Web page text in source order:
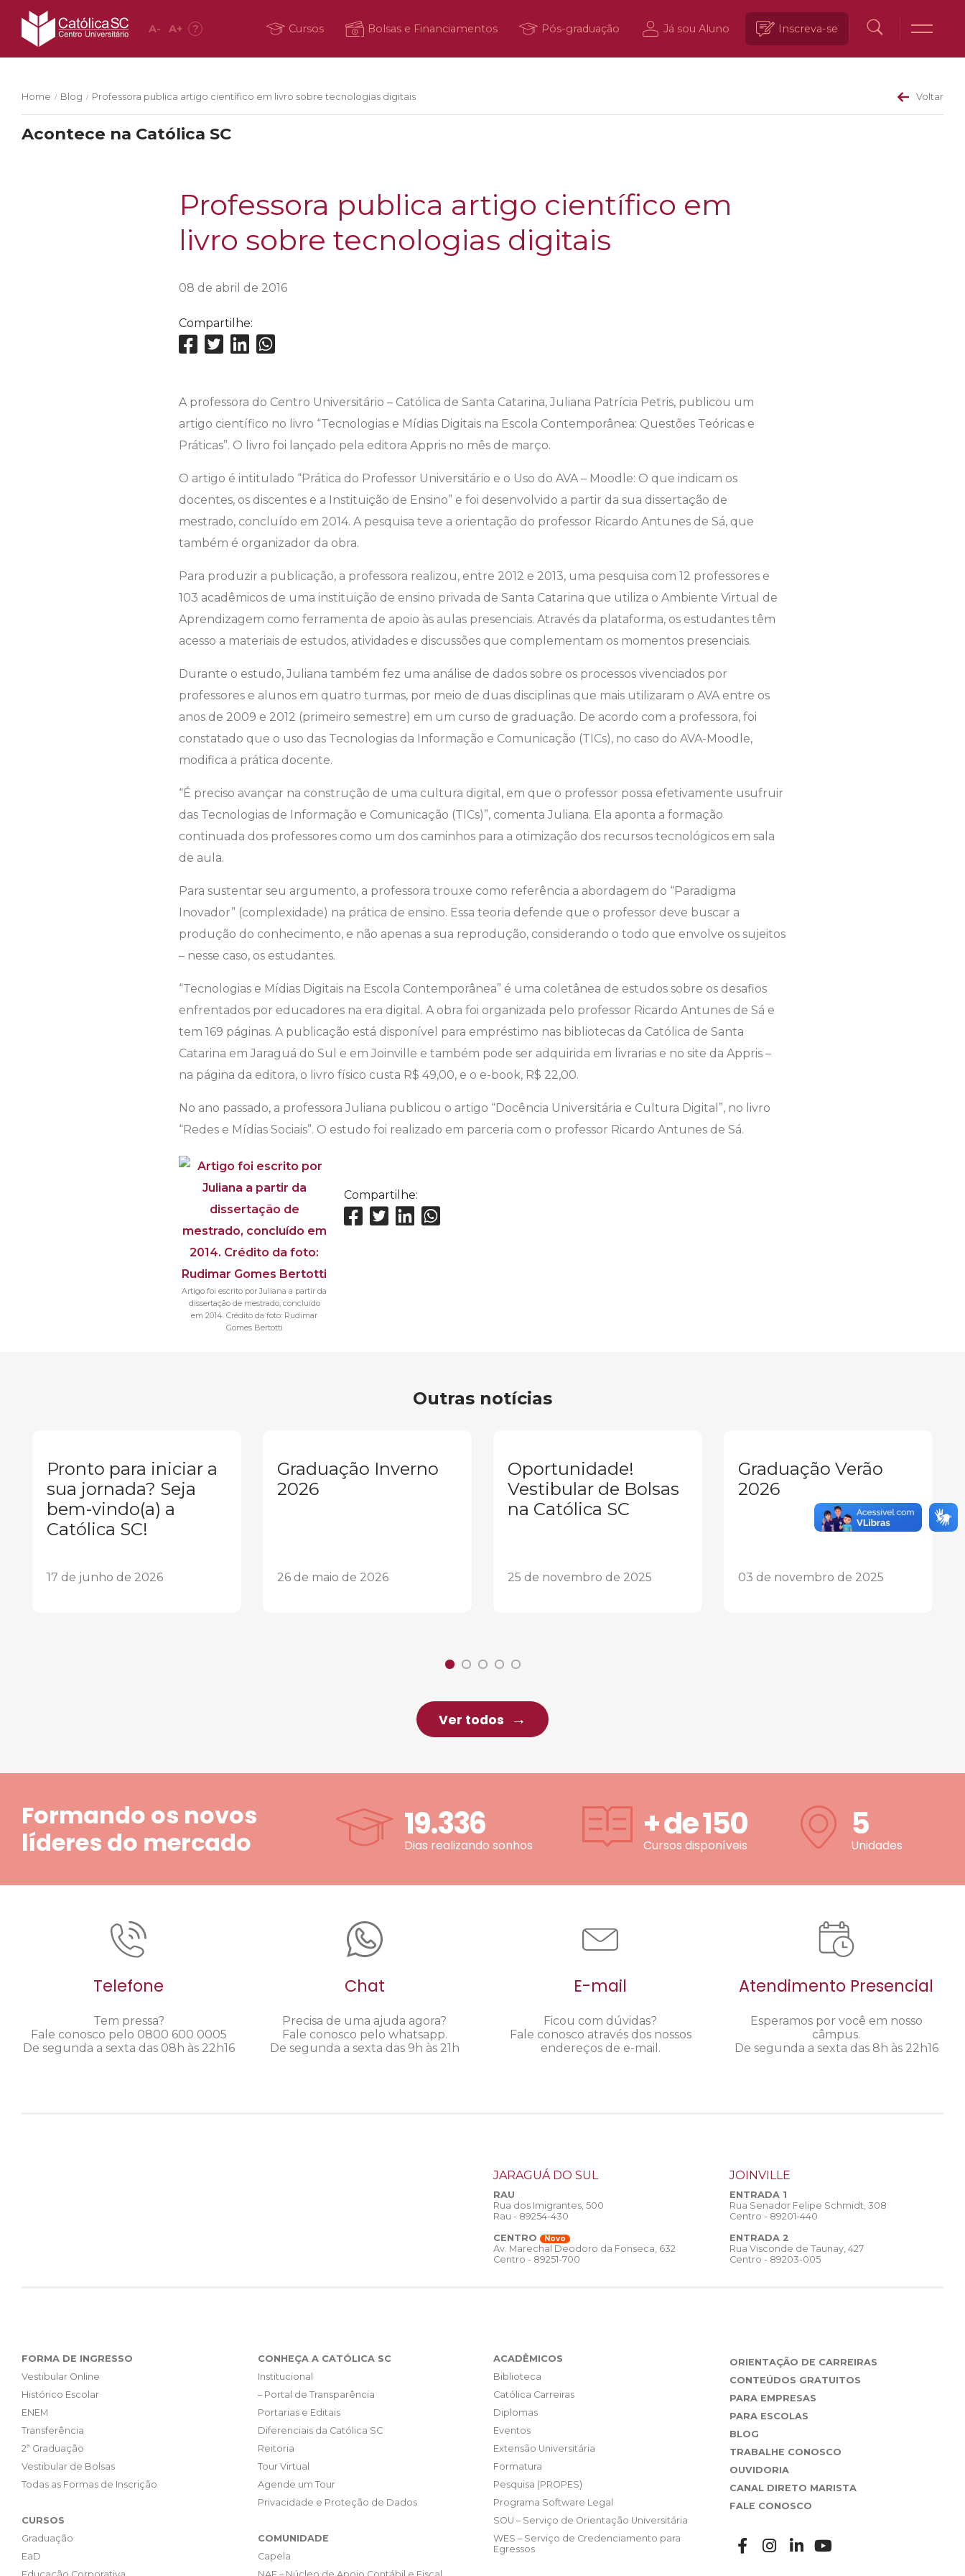
A- A+ ? Cursos Bolsas e Financiamentos Pós-graduação Já sou Aluno Inscreva-se
Home / Blog / Professora publica artigo científico em livro sobre tecnologias digitais Voltar
Acontece na Católica SC
Professora publica artigo científico em
livro sobre tecnologias digitais
08 de abril de 2016
Compartilhe:
A professora do Centro Universitário – Católica de Santa Catarina, Juliana Patrícia Petris, publicou um
artigo científico no livro “Tecnologias e Mídias Digitais na Escola Contemporânea: Questões Teóricas e
Práticas”. O livro foi lançado pela editora Appris no mês de março.
O artigo é intitulado “Prática do Professor Universitário e o Uso do AVA – Moodle: O que indicam os
docentes, os discentes e a Instituição de Ensino” e foi desenvolvido a partir da sua dissertação de
mestrado, concluído em 2014. A pesquisa teve a orientação do professor Ricardo Antunes de Sá, que
também é organizador da obra.
Para produzir a publicação, a professora realizou, entre 2012 e 2013, uma pesquisa com 12 professores e
103 acadêmicos de uma instituição de ensino privada de Santa Catarina que utiliza o Ambiente Virtual de
Aprendizagem como ferramenta de apoio às aulas presenciais. Através da plataforma, os estudantes têm
acesso a materiais de estudos, atividades e discussões que complementam os momentos presenciais.
Durante o estudo, Juliana também fez uma análise de dados sobre os processos vivenciados por
professores e alunos em quatro turmas, por meio de duas disciplinas que mais utilizaram o AVA entre os
anos de 2009 e 2012 (primeiro semestre) em um curso de graduação. De acordo com a professora, foi
constatado que o uso das Tecnologias da Informação e Comunicação (TICs), no caso do AVA-Moodle,
modifica a prática docente.
“É preciso avançar na construção de uma cultura digital, em que o professor possa efetivamente usufruir
das Tecnologias de Informação e Comunicação (TICs)”, comenta Juliana. Ela aponta a formação
continuada dos professores como um dos caminhos para a otimização dos recursos tecnológicos em sala
de aula.
Para sustentar seu argumento, a professora trouxe como referência a abordagem do “Paradigma
Inovador” (complexidade) na prática de ensino. Essa teoria defende que o professor deve buscar a
produção do conhecimento, e não apenas a sua reprodução, considerando o todo que envolve os sujeitos
– nesse caso, os estudantes.
“Tecnologias e Mídias Digitais na Escola Contemporânea” é uma coletânea de estudos sobre os desafios
enfrentados por educadores na era digital. A obra foi organizada pelo professor Ricardo Antunes de Sá e
tem 169 páginas. A publicação está disponível para empréstimo nas bibliotecas da Católica de Santa
Catarina em Jaraguá do Sul e em Joinville e também pode ser adquirida em livrarias e no site da Appris –
na página da editora, o livro físico custa R$ 49,00, e o e-book, R$ 22,00.
No ano passado, a professora Juliana publicou o artigo “Docência Universitária e Cultura Digital”, no livro
“Redes e Mídias Sociais”. O estudo foi realizado em parceria com o professor Ricardo Antunes de Sá.
Artigo foi escrito por Juliana a partir da
dissertação de mestrado, concluído
em 2014. Crédito da foto: Rudimar
Gomes Bertotti
Compartilhe:
Outras notícias
Pronto para iniciar a
sua jornada? Seja
bem-vindo(a) a
Católica SC!
17 de junho de 2026
Graduação Inverno
2026
26 de maio de 2026
Oportunidade!
Vestibular de Bolsas
na Católica SC
25 de novembro de 2025
Graduação Verão
2026
03 de novembro de 2025
Ver todos
Formando os novos
líderes do mercado
19.336
Dias realizando sonhos
+ de150
Cursos disponíveis
5
Unidades
Telefone
Tem pressa?
Fale conosco pelo 0800 600 0005
De segunda a sexta das 08h às 22h16
Chat
Precisa de uma ajuda agora?
Fale conosco pelo whatsapp.
De segunda a sexta das 9h às 21h
E-mail
Ficou com dúvidas?
Fale conosco através dos nossos
endereços de e-mail.
Atendimento Presencial
Esperamos por você em nosso
câmpus.
De segunda a sexta das 8h às 22h16
JARAGUÁ DO SUL
RAU
Rua dos Imigrantes, 500
Rau - 89254-430
CENTRO
Novo
Av. Marechal Deodoro da Fonseca, 632
Centro - 89251-700
JOINVILLE
ENTRADA 1
Rua Senador Felipe Schmidt, 308
Centro - 89201-440
ENTRADA 2
Rua Visconde de Taunay, 427
Centro - 89203-005
FORMA DE INGRESSO
Vestibular Online
Histórico Escolar
ENEM
Transferência
2ª Graduação
Vestibular de Bolsas
Todas as Formas de Inscrição
CURSOS
Graduação
EaD
CONHEÇA A CATÓLICA SC
Institucional
– Portal de Transparência
Portarias e Editais
Diferenciais da Católica SC
Reitoria
Tour Virtual
Agende um Tour
Privacidade e Proteção de Dados
COMUNIDADE
Capela
ACADÊMICOS
Biblioteca
Católica Carreiras
Diplomas
Eventos
Extensão Universitária
Formatura
Pesquisa (PROPES)
Programa Software Legal
SOU – Serviço de Orientação Universitária
WES – Serviço de Credenciamento para
Egressos
ORIENTAÇÃO DE CARREIRAS
CONTEÚDOS GRATUITOS
PARA EMPRESAS
PARA ESCOLAS
BLOG
TRABALHE CONOSCO
OUVIDORIA
CANAL DIRETO MARISTA
FALE CONOSCO